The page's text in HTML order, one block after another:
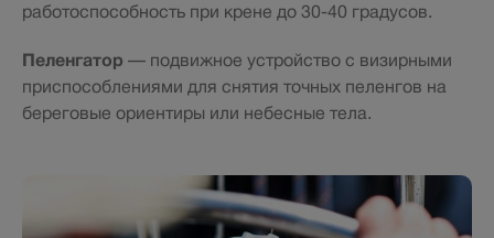
работоспособность при крене до 30-40 градусов.
Пеленгатор — подвижное устройство с визирными
приспособлениями для снятия точных пеленгов на
береговые ориентиры или небесные тела.